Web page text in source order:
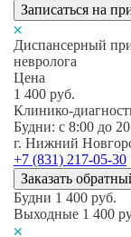
Записаться на
Диспансерный
невролога
Цена
1 400 руб.
Клинико-
Будни: c 8:00 до
г. Нижний
+7 (831) 217-05-30
Заказать
Будни 1 400 руб.
Выходные 1 400